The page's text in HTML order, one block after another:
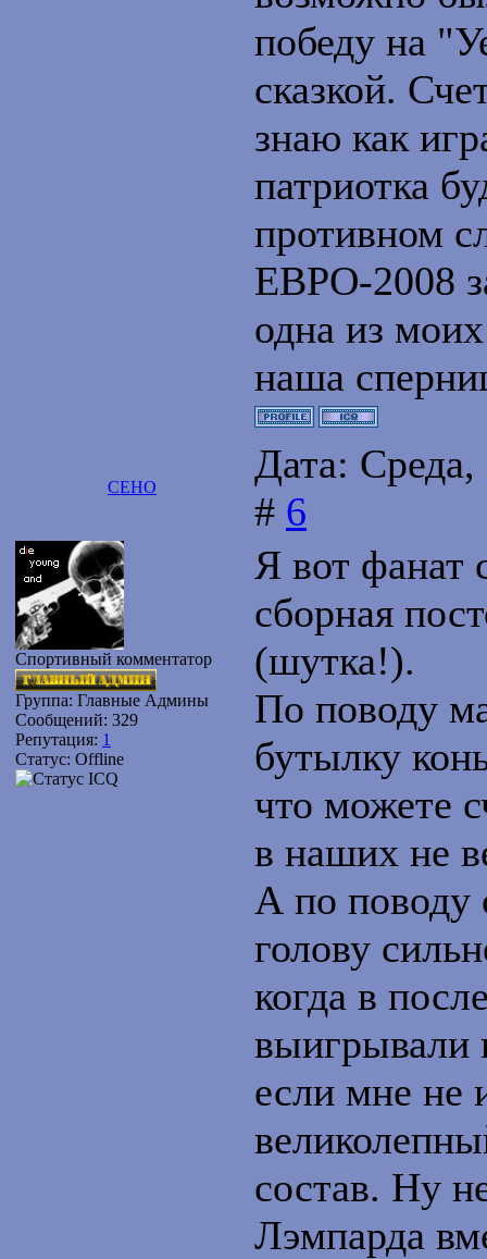
победу на
сказкой.
знаю как
патриотка
противном
ЕВРО-2008
одна из
наша
CEHO
Дата:
# 6
Спортивный комментатор
Группа: Главные Админы
Сообщений: 329
Репутация: 1
Статус: Offline
Я вот фанат
сборная
(шутка!).
По поводу
бутылку
что можете
в наших не
А по поводу
голову
когда в
выигрывали
если мне не
состав. Ну
Лэмпарда